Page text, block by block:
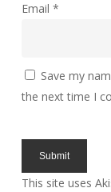
Email *
Save my
the next time I
This site uses